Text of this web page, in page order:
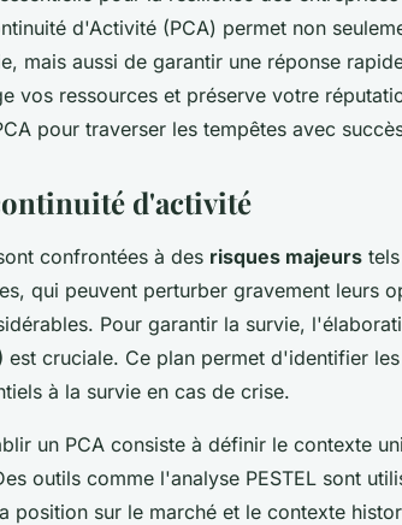
d'Activité (PCA) permet non
mais aussi de garantir une réponse
vos ressources et préserve votre
pour traverser les tempêtes avec
d'activité
confrontées à des risques majeurs
qui peuvent perturber gravement leurs
Pour garantir la survie,
est cruciale. Ce plan permet d'identifier
à la survie en cas de crise.
un PCA consiste à définir le contexte
outils comme l'analyse PESTEL sont
position sur le marché et le contexte